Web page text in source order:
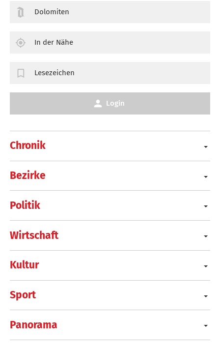
Chronik
Bezirke
Politik
Wirtschaft
Kultur
Sport
Panorama
Dolomiten
In der Nähe
Lesezeichen
Login